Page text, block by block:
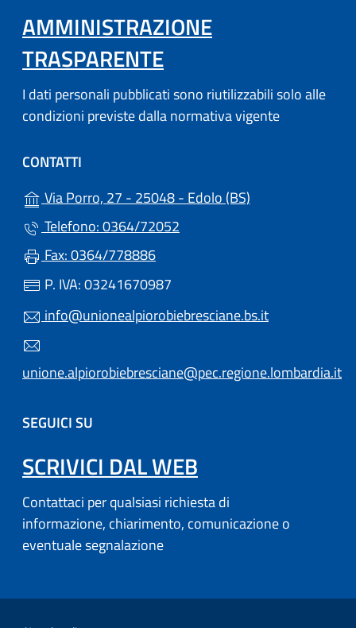
AMMINISTRAZIONE
TRASPARENTE
I dati personali pubblicati sono riutilizzabili solo alle
condizioni previste dalla normativa vigente
CONTATTI
Via Porro, 27 - 25048 - Edolo (BS)
Telefono: 0364/72052
Fax: 0364/778886
P. IVA: 03241670987
info@unionealpiorobiebresciane.bs.it
unione.alpiorobiebresciane@pec.regione.lombardia.it
SEGUICI SU
SCRIVICI DAL WEB
Contattaci per qualsiasi richiesta di
informazione, chiarimento, comunicazione o
eventuale segnalazione